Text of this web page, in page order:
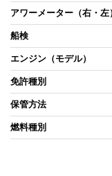
アワーメーター（右・左
船検
エンジン（モデル）
免許種別
保管方法
燃料種別